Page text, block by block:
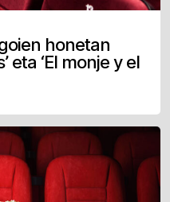
honetan
eta ‘El monje y el